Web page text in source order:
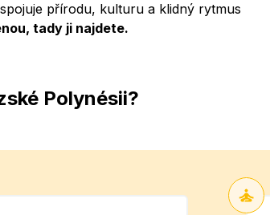
přírodu, kulturu a klidný rytmus
tady ji najdete.
Polynésii?